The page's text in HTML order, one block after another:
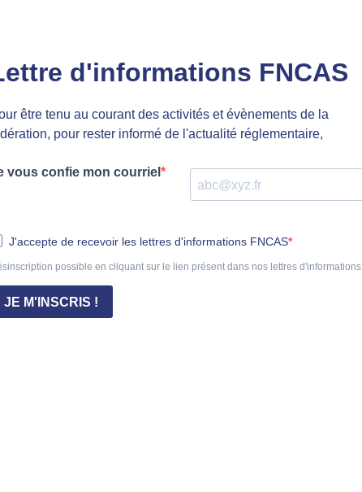
d'informations FNCAS
être tenu au courant des activités et évènements de la
pour rester informé de l'actualité réglementaire,
vous confie mon courriel
J'accepte de recevoir les lettres d'informations FNCAS
possible en cliquant sur le lien présent dans nos lettres d'informations
JE M'INSCRIS !